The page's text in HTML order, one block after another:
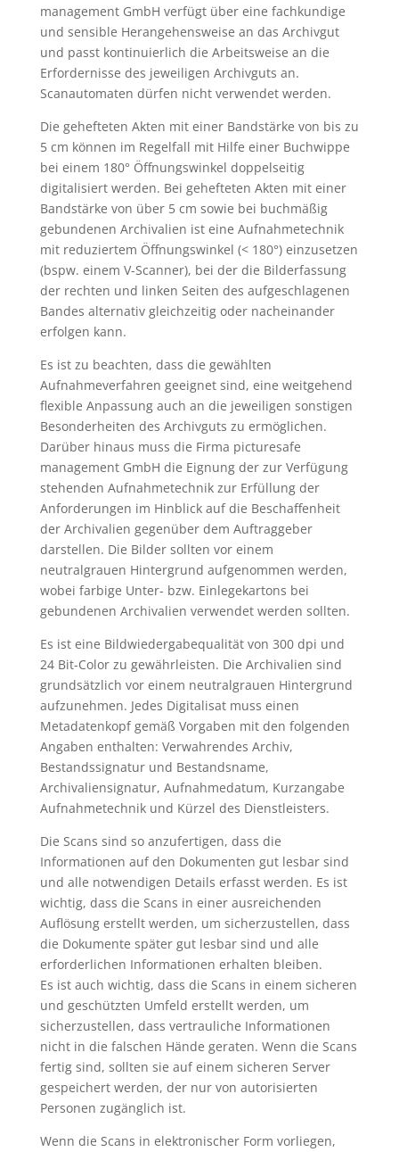
management GmbH verfügt über eine fachkundige
und sensible Herangehensweise an das Archivgut
und passt kontinuierlich die Arbeitsweise an die
Erfordernisse des jeweiligen Archivguts an.
Scanautomaten dürfen nicht verwendet werden.
Die gehefteten Akten mit einer Bandstärke von bis zu
5 cm können im Regelfall mit Hilfe einer Buchwippe
bei einem 180° Öffnungswinkel doppelseitig
digitalisiert werden. Bei gehefteten Akten mit einer
Bandstärke von über 5 cm sowie bei buchmäßig
gebundenen Archivalien ist eine Aufnahmetechnik
mit reduziertem Öffnungswinkel (< 180°) einzusetzen
(bspw. einem V-Scanner), bei der die Bilderfassung
der rechten und linken Seiten des aufgeschlagenen
Bandes alternativ gleichzeitig oder nacheinander
erfolgen kann.
Es ist zu beachten, dass die gewählten
Aufnahmeverfahren geeignet sind, eine weitgehend
flexible Anpassung auch an die jeweiligen sonstigen
Besonderheiten des Archivguts zu ermöglichen.
Darüber hinaus muss die Firma picturesafe
management GmbH die Eignung der zur Verfügung
stehenden Aufnahmetechnik zur Erfüllung der
Anforderungen im Hinblick auf die Beschaffenheit
der Archivalien gegenüber dem Auftraggeber
darstellen. Die Bilder sollten vor einem
neutralgrauen Hintergrund aufgenommen werden,
wobei farbige Unter- bzw. Einlegekartons bei
gebundenen Archivalien verwendet werden sollten.
Es ist eine Bildwiedergabequalität von 300 dpi und
24 Bit-Color zu gewährleisten. Die Archivalien sind
grundsätzlich vor einem neutralgrauen Hintergrund
aufzunehmen. Jedes Digitalisat muss einen
Metadatenkopf gemäß Vorgaben mit den folgenden
Angaben enthalten: Verwahrendes Archiv,
Bestandssignatur und Bestandsname,
Archivaliensignatur, Aufnahmedatum, Kurzangabe
Aufnahmetechnik und Kürzel des Dienstleisters.
Die Scans sind so anzufertigen, dass die
Informationen auf den Dokumenten gut lesbar sind
und alle notwendigen Details erfasst werden. Es ist
wichtig, dass die Scans in einer ausreichenden
Auflösung erstellt werden, um sicherzustellen, dass
die Dokumente später gut lesbar sind und alle
erforderlichen Informationen erhalten bleiben.
Es ist auch wichtig, dass die Scans in einem sicheren
und geschützten Umfeld erstellt werden, um
sicherzustellen, dass vertrauliche Informationen
nicht in die falschen Hände geraten. Wenn die Scans
fertig sind, sollten sie auf einem sicheren Server
gespeichert werden, der nur von autorisierten
Personen zugänglich ist.
Wenn die Scans in elektronischer Form vorliegen,